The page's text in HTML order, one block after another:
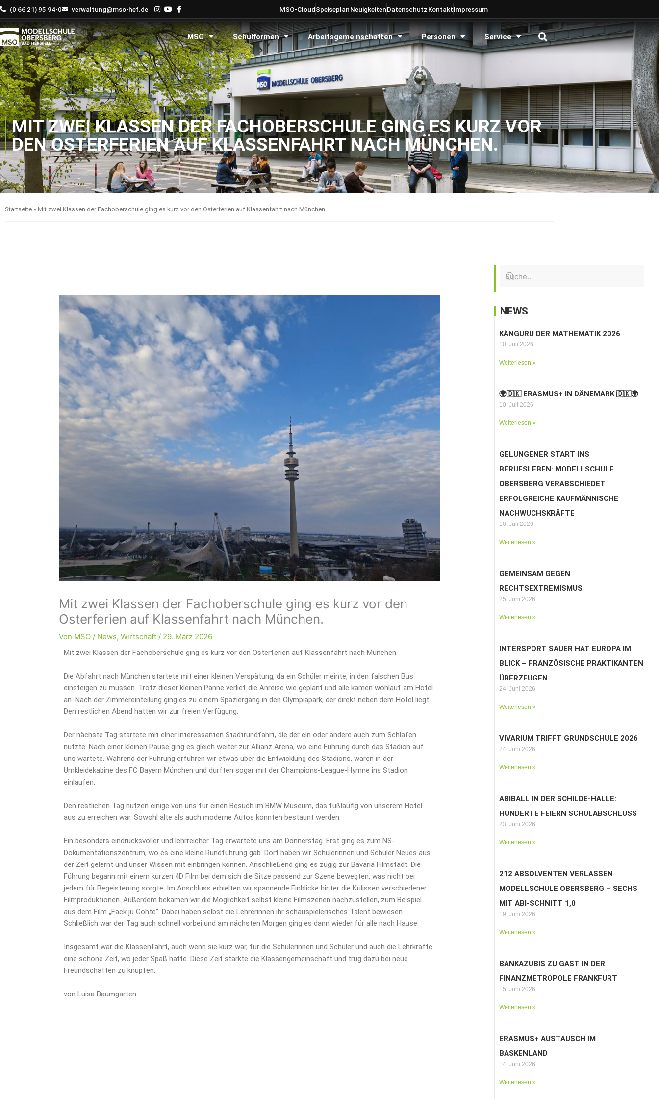
Zum
Inhalt
springen
(0 66 21) 95 94-0 verwaltung@mso-hef.de MSO-CloudSpeiseplanNeuigkeitenDatenschutzKontaktImpressum
MSO Schulformen Arbeitsgemeinschaften Personen Service
MIT ZWEI KLASSEN DER FACHOBERSCHULE GING ES KURZ VOR
DEN OSTERFERIEN AUF KLASSENFAHRT NACH MÜNCHEN.
Startseite » Mit zwei Klassen der Fachoberschule ging es kurz vor den Osterferien auf Klassenfahrt nach München.
Mit zwei Klassen der Fachoberschule ging es kurz vor den
Osterferien auf Klassenfahrt nach München.
Von MSO / News,Wirtschaft / 29. März 2026
Mit zwei Klassen der Fachoberschule ging es kurz vor den Osterferien auf Klassenfahrt nach München.
Die Abfahrt nach München startete mit einer kleinen Verspätung, da ein Schüler meinte, in den falschen Bus
einsteigen zu müssen. Trotz dieser kleinen Panne verlief die Anreise wie geplant und alle kamen wohlauf am Hotel
an. Nach der Zimmereinteilung ging es zu einem Spaziergang in den Olympiapark, der direkt neben dem Hotel liegt.
Den restlichen Abend hatten wir zur freien Verfügung.
Der nächste Tag startete mit einer interessanten Stadtrundfahrt, die der ein oder andere auch zum Schlafen
nutzte. Nach einer kleinen Pause ging es gleich weiter zur Allianz Arena, wo eine Führung durch das Stadion auf
uns wartete. Während der Führung erfuhren wir etwas über die Entwicklung des Stadions, waren in der
Umkleidekabine des FC Bayern München und durften sogar mit der Champions-League-Hymne ins Stadion
einlaufen.
Den restlichen Tag nutzen einige von uns für einen Besuch im BMW Museum, das fußläufig von unserem Hotel
aus zu erreichen war. Sowohl alte als auch moderne Autos konnten bestaunt werden.
Ein besonders eindrucksvoller und lehrreicher Tag erwartete uns am Donnerstag. Erst ging es zum NS-
Dokumentationszentrum, wo es eine kleine Rundführung gab. Dort haben wir Schülerinnen und Schüler Neues aus
der Zeit gelernt und unser Wissen mit einbringen können. Anschließend ging es zügig zur Bavaria Filmstadt. Die
Führung begann mit einem kurzen 4D Film bei dem sich die Sitze passend zur Szene bewegten, was nicht bei
jedem für Begeisterung sorgte. Im Anschluss erhielten wir spannende Einblicke hinter die Kulissen verschiedener
Filmproduktionen. Außerdem bekamen wir die Möglichkeit selbst kleine Filmszenen nachzustellen, zum Beispiel
aus dem Film „Fack ju Göhte“. Dabei haben selbst die Lehrerinnen ihr schauspielerisches Talent bewiesen.
Schließlich war der Tag auch schnell vorbei und am nächsten Morgen ging es dann wieder für alle nach Hause.
Insgesamt war die Klassenfahrt, auch wenn sie kurz war, für die Schülerinnen und Schüler und auch die Lehrkräfte
eine schöne Zeit, wo jeder Spaß hatte. Diese Zeit stärkte die Klassengemeinschaft und trug dazu bei neue
Freundschaften zu knüpfen.
von Luisa Baumgarten
NEWS
KÄNGURU DER MATHEMATIK 2026
10. Juli 2026
Weiterlesen »
🌍🇩🇰 ERASMUS+ IN DÄNEMARK 🇩🇰🌍
10. Juli 2026
Weiterlesen »
GELUNGENER START INS
BERUFSLEBEN: MODELLSCHULE
OBERSBERG VERABSCHIEDET
ERFOLGREICHE KAUFMÄNNISCHE
NACHWUCHSKRÄFTE
10. Juli 2026
Weiterlesen »
GEMEINSAM GEGEN
RECHTSEXTREMISMUS
25. Juni 2026
Weiterlesen »
INTERSPORT SAUER HAT EUROPA IM
BLICK – FRANZÖSISCHE PRAKTIKANTEN
ÜBERZEUGEN
24. Juni 2026
Weiterlesen »
VIVARIUM TRIFFT GRUNDSCHULE 2026
24. Juni 2026
Weiterlesen »
ABIBALL IN DER SCHILDE-HALLE:
HUNDERTE FEIERN SCHULABSCHLUSS
23. Juni 2026
Weiterlesen »
212 ABSOLVENTEN VERLASSEN
MODELLSCHULE OBERSBERG – SECHS
MIT ABI-SCHNITT 1,0
19. Juni 2026
Weiterlesen »
BANKAZUBIS ZU GAST IN DER
FINANZMETROPOLE FRANKFURT
15. Juni 2026
Weiterlesen »
ERASMUS+ AUSTAUSCH IM
BASKENLAND
14. Juni 2026
Weiterlesen »